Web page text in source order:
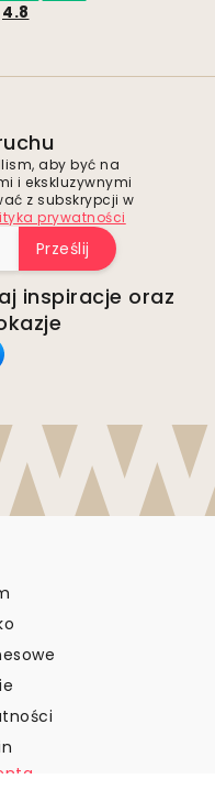
4.8
aby być na
i ekskluzywnymi
z subskrypcji w
prywatności
Prześlij
inspiracje oraz